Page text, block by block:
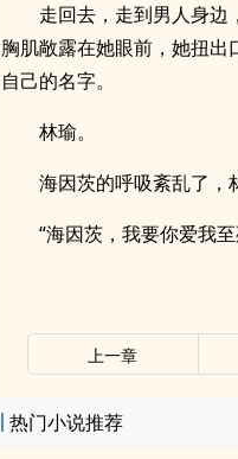
走回去，走到男人身边
胸肌敞露在她眼前，她扭
自己的名字。
林瑜。
海因茨的呼吸紊乱了，
“海因茨，我要你爱我
上一章
热门小说推荐